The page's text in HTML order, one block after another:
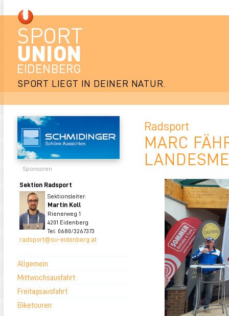
SPORT LIEGT IN DEINER NATUR.
Sponsoren
Sektion Radsport
Sektionsleiter:
Martin Koll
Rienerweg 1
4201 Eidenberg
Tel: 0680/3267373
radsport@su-eidenberg.at
Allgemein
Mittwochsausfahrt
Freitagsausfahrt
Biketouren
Radsport
MARC